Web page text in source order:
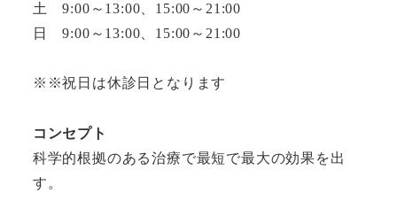
土 9:00～13:00、15:00～21:00
日 9:00～13:00、15:00～21:00
※※祝日は休診日となります
コンセプト
科学的根拠のある治療で最短で最大の効果を出
す。